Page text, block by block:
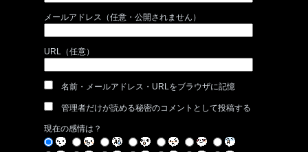
メールアドレス（任意・公開されません）
URL（任意）
名前・メールアドレス・URLをブラウザに記憶
管理者だけが読める秘密のコメントとして投稿する
現在の感情は？